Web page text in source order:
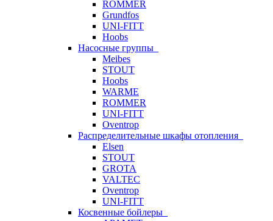
ROMMER
Grundfos
UNI-FITT
Hoobs
Насосные группы
Meibes
STOUT
Hoobs
WARME
ROMMER
UNI-FITT
Oventrop
Распределительные шкафы отопления
Elsen
STOUT
GROTA
VALTEC
Oventrop
UNI-FITT
Косвенные бойлеры